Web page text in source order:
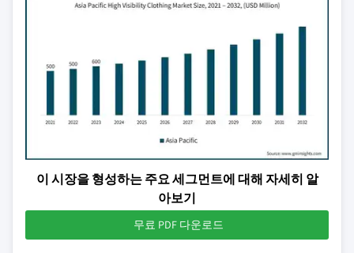
이 시장을 형성하는 주요 세그먼트에 대해 자세히 알
아보기
무료 PDF 다운로드